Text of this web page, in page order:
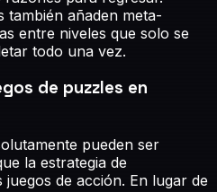
también añaden meta-
entre niveles que solo se
todo una vez.
de puzzles en
pueden ser
la estrategia de
de acción. En lugar de